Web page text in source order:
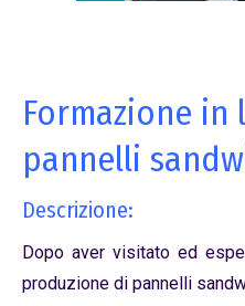
Formazione in
pannelli
Descrizione:
Dopo aver visitato ed
produzione di pannelli